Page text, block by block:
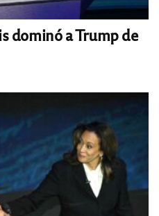
dominó a Trump de